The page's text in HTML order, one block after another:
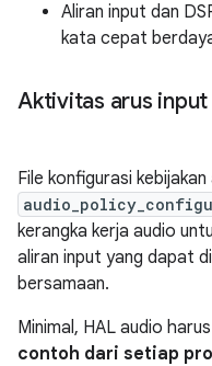
Aliran input dan
kata cepat
Aktivitas arus
File konfigurasi kebijakan
kerangka kerja audio
aliran input yang dapat
bersamaan.
Minimal, HAL audio
contoh dari setiap